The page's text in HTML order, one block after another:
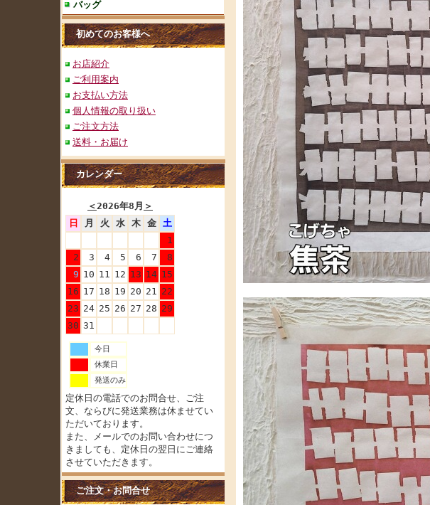
バッグ
初めてのお客様へ
お店紹介
ご利用案内
お支払い方法
個人情報の取り扱い
ご注文方法
送料・お届け
カレンダー
＜2026年8月 ＞
日
月 火 水 木 金
土
1
2
3 4 5 6 7
8
9 10 11 12 13 14 15
16 17 18 19 20 21 22
23 24 25 26 27 28 29
30 31
今日
休業日
発送のみ
定休日の電話でのお問合せ、ご注
文、ならびに発送業務は休ませてい
ただいております。
また、メールでのお問い合わせにつ
きましても、定休日の翌日にご連絡
させていただきます。
ご注文・お問合せ